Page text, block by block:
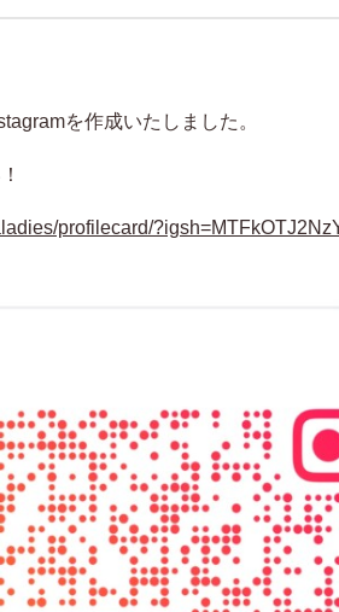
を作成いたしました。
profilecard/